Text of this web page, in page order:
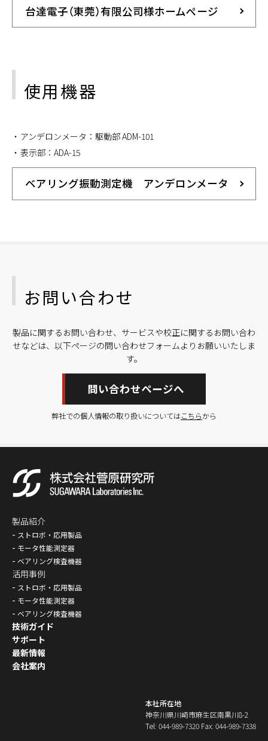
台達電子（東莞）有限公司様ホームページ
使用機器
アンデロンメータ：駆動部 ADM-101
表示部：ADA-15
ベアリング振動測定機 アンデロンメータ
お問い合わせ
製品に関するお問い合わせ、サービスや校正に関するお問い合わ
せなどは、以下ページの問い合わせフォームよりお願いいたしま
す。
問い合わせページへ
弊社での個人情報の取り扱いについてはこちらから
製品紹介
ストロボ・応用製品
モータ性能測定器
ベアリング検査機器
活用事例
ストロボ・応用製品
モータ性能測定器
ベアリング検査機器
技術ガイド
サポート
最新情報
会社案内
本社所在地
神奈川県川崎市麻生区南黒川8-2
Tel: 044-989-7320 Fax: 044-989-7338